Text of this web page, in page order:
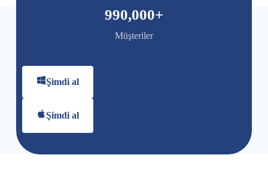
Müşteriler
990,000+
Şimdi al
Şimdi al